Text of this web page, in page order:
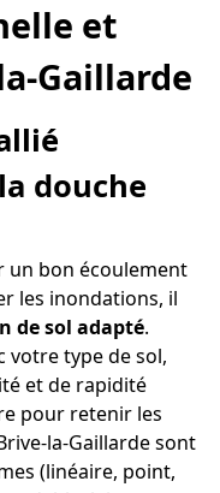
et
Gaillarde
douche
un bon écoulement
les inondations, il
de sol adapté.
votre type de sol,
et de rapidité
pour retenir les
la-Gaillarde sont
(linéaire, point,